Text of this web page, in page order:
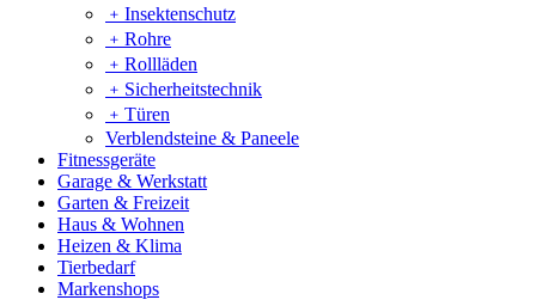
﹢ Insektenschutz
﹢ Rohre
﹢ Rollläden
﹢ Sicherheitstechnik
﹢ Türen
Verblendsteine & Paneele
Fitnessgeräte
Garage & Werkstatt
Garten & Freizeit
Haus & Wohnen
Heizen & Klima
Tierbedarf
Markenshops